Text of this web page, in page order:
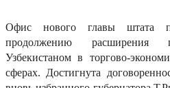
Офис нового главы штата
продолжению расширения
Узбекистаном в торгово-
сферах. Достигнута